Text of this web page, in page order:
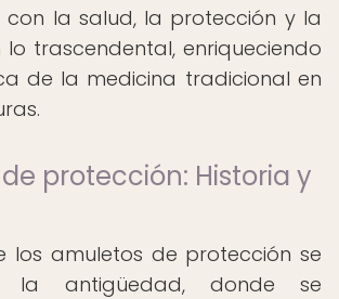
con la salud, la protección y la
lo trascendental, enriqueciendo
de la medicina tradicional en
protección: Historia y
los amuletos de protección se
la antigüedad, donde se